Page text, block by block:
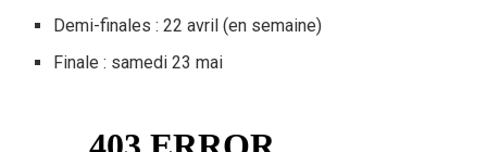
Demi-finales : 22 avril (en semaine)
Finale : samedi 23 mai